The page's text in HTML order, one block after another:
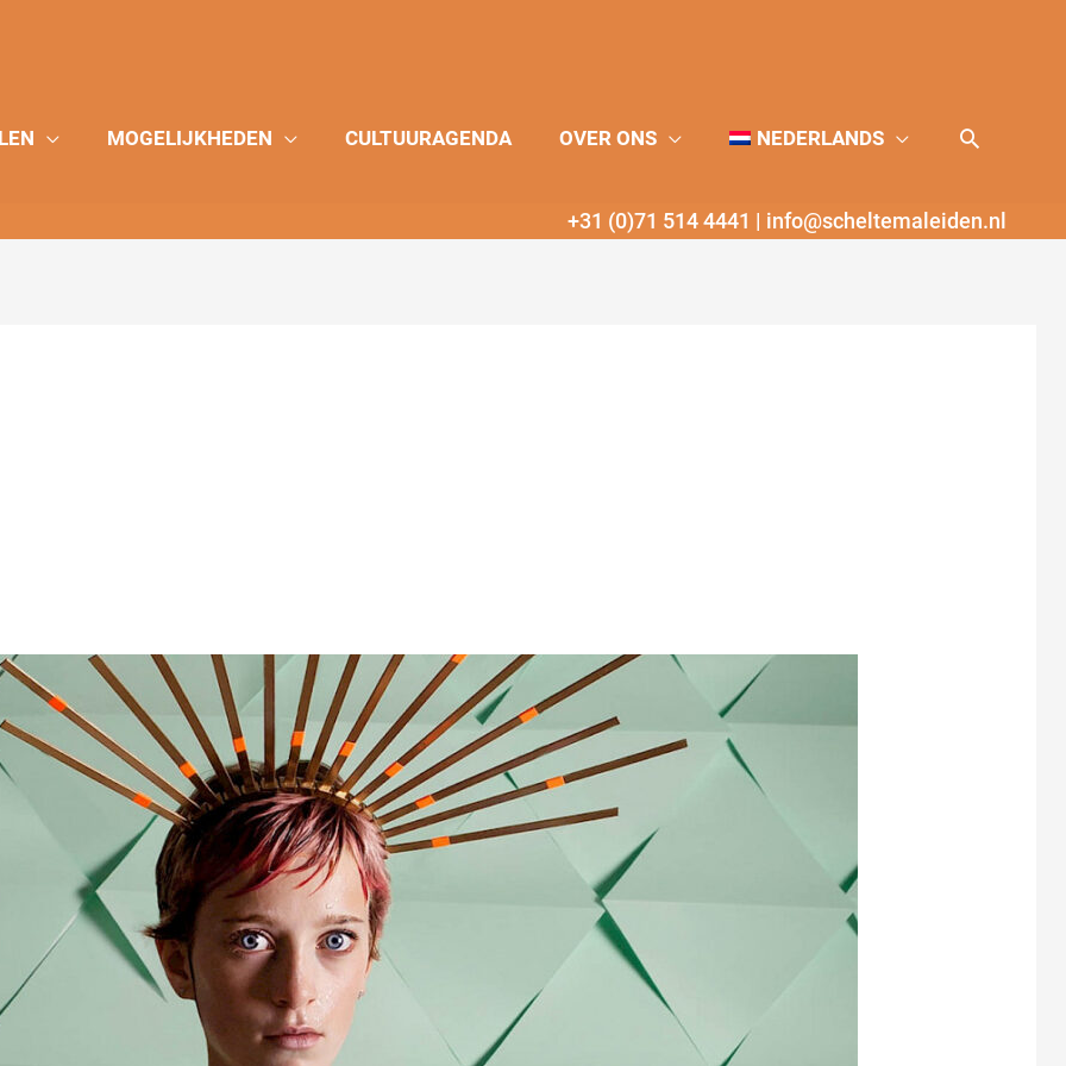
MOGELIJKHEDEN CULTUURAGENDA OVER ONS NEDERLANDS Zoeken
+31 (0)71 514 4441 | info@scheltemaleiden.nl